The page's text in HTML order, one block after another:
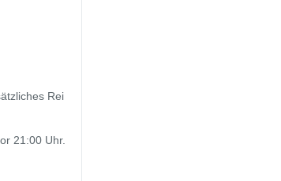
Rei
21:00 Uhr.